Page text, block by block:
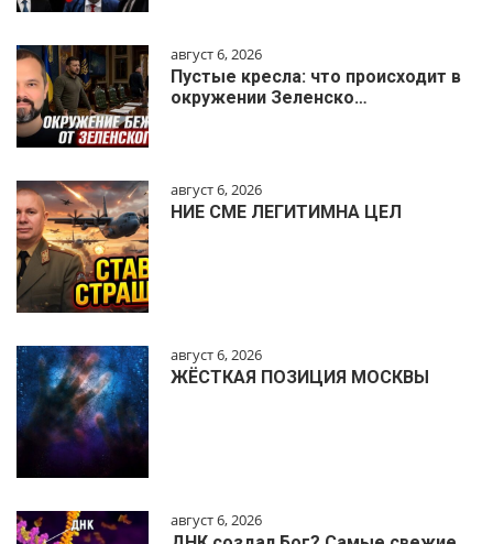
август 6, 2026
Пустые кресла: что происходит в
окружении Зеленско…
август 6, 2026
НИЕ СМЕ ЛЕГИТИМНА ЦЕЛ
август 6, 2026
ЖЁСТКАЯ ПОЗИЦИЯ МОСКВЫ
август 6, 2026